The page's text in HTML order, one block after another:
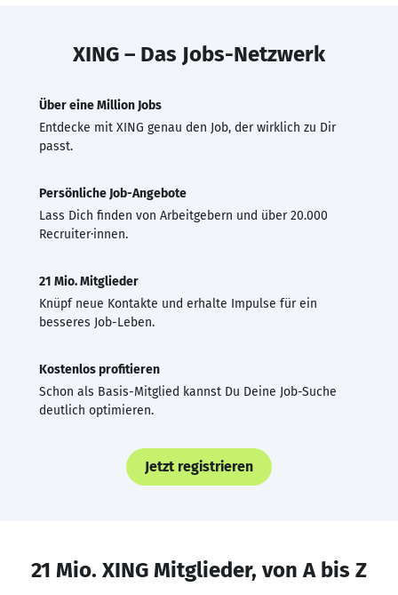
XING – Das Jobs-Netzwerk
Über eine Million Jobs
Entdecke mit XING genau den Job, der wirklich zu Dir
passt.
Persönliche Job-Angebote
Lass Dich finden von Arbeitgebern und über 20.000
Recruiter·innen.
21 Mio. Mitglieder
Knüpf neue Kontakte und erhalte Impulse für ein
besseres Job-Leben.
Kostenlos profitieren
Schon als Basis-Mitglied kannst Du Deine Job-Suche
deutlich optimieren.
Jetzt registrieren
21 Mio. XING Mitglieder, von A bis Z